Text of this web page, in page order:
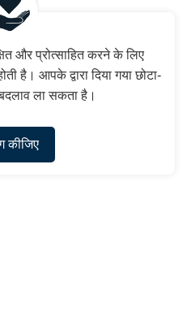
और प्रोत्साहित करने के लिए
है। आपके द्वारा दिया गया छोटा-
ला सकता है।
कीजिए